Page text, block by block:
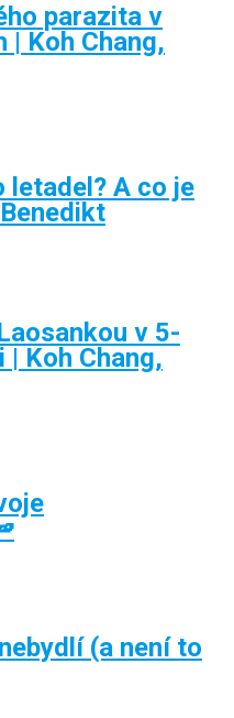
parazita v
Koh Chang,
letadel? A co je
v 5-
Koh Chang,
(a není to